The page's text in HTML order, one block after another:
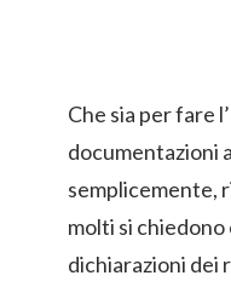
Che sia per fare
documentazioni
semplicemente,
molti si
dichiarazioni dei